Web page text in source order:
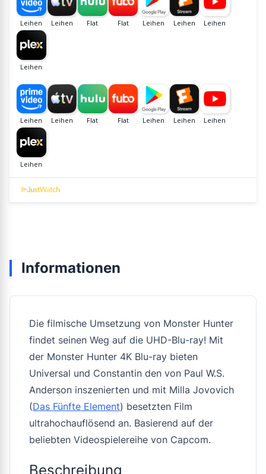
Informationen
Die filmische Umsetzung von Monster Hunter
findet seinen Weg auf die UHD-Blu-ray! Mit
der Monster Hunter 4K Blu-ray bieten
Universal und Constantin den von Paul W.S.
Anderson inszenierten und mit Milla Jovovich
(Das Fünfte Element) besetzten Film
ultrahochauflösend an. Basierend auf der
beliebten Videospielereihe von Capcom.
Beschreibung